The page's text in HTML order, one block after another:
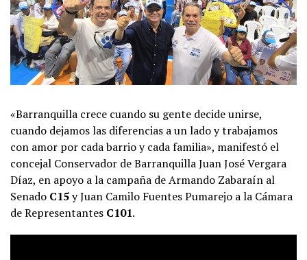
«Barranquilla crece cuando su gente decide unirse,
cuando dejamos las diferencias a un lado y trabajamos
con amor por cada barrio y cada familia», manifestó el
concejal Conservador de Barranquilla Juan José Vergara
Díaz, en apoyo a la campaña de Armando Zabaraín al
Senado C15y Juan Camilo Fuentes Pumarejo a la Cámara
de Representantes C101.